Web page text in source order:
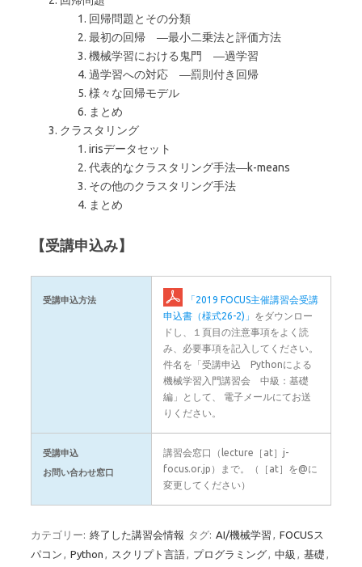
回帰問題とその分類
最初の回帰 ―最小二乗法と評価方法
機械学習における鬼門 ―過学習
過学習への対応 ―罰則付き回帰
様々な回帰モデル
まとめ
クラスタリング
irisデータセット
代表的なクラスタリング手法―k-means
その他のクラスタリング手法
まとめ
【受講申込み】
受講申込方法
「2019 FOCUS主催講習会受講
申込書（様式26-2)」 をダウンロー
ドし、１頁目の注意事項をよく読
み、必要事項を記入してください。
件名を「受講申込 Pythonによる
機械学習入門講習会 中級：基礎
編」として、 電子メールにてお送
りください。
受講申込
お問い合わせ窓口
講習会窓口（lecture［at］j-
focus.or.jp）まで。（［at］を@に
変更してください）
カテゴリー: 終了した講習会情報 タグ: AI/機械学習 , FOCUSス
パコン , Python , スクリプト言語, プログラミング, 中級 , 基礎 ,